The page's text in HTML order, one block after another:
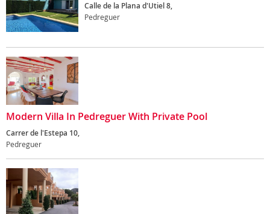
Calle de la Plana d'Utiel 8,
Pedreguer
Modern Villa In Pedreguer With Private Pool
Carrer de l'Estepa 10,
Pedreguer